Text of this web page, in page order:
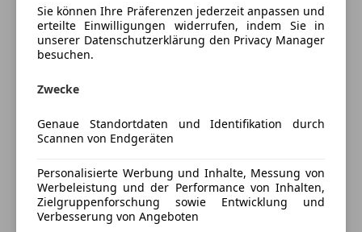
Fahrzeug mit einer Remus-Abgasanlage aufgerüstet,
die den charakteristischen V12-Sound noch
kraftvoller und kerniger erklingen lässt und original
• BMW 850i
• Baujahr 1990
• 2-türiges Coupé
• Linkslenker
• Hinterradantrieb
• Automatikgetriebe (EH)
Mehr anzeigen
Kfz-Versicherung
Versicherungsschutz an Ihre Bedürfnisse
anpassen
Freischaden-Gutschein ab Stufe 0
Sie können Ihre Präferenzen jederzeit anpassen und
erteilte Einwilligungen widerrufen, indem Sie in
unserer Datenschutzerklärung den Privacy Manager
besuchen.
Zwecke
Genaue Standortdaten und Identifikation durch
Scannen von Endgeräten
Personalisierte Werbung und Inhalte, Messung von
Werbeleistung und der Performance von Inhalten,
Zielgruppenforschung sowie Entwicklung und
Verbesserung von Angeboten